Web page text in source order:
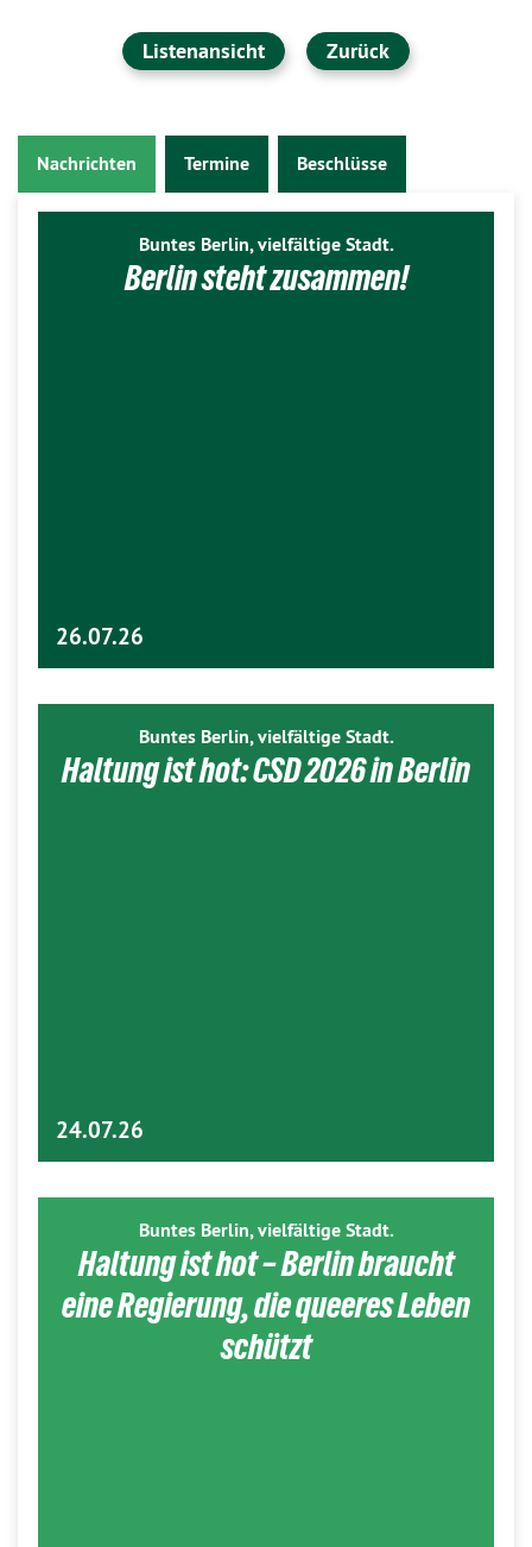
Listenansicht Zurück
Nachrichten Termine Beschlüsse
Buntes Berlin, vielfältige Stadt.
Berlin steht zusammen!
26.07.26
Buntes Berlin, vielfältige Stadt.
Haltung ist hot: CSD 2026 in Berlin
24.07.26
Buntes Berlin, vielfältige Stadt.
Haltung ist hot – Berlin braucht
eine Regierung, die queeres Leben
schützt